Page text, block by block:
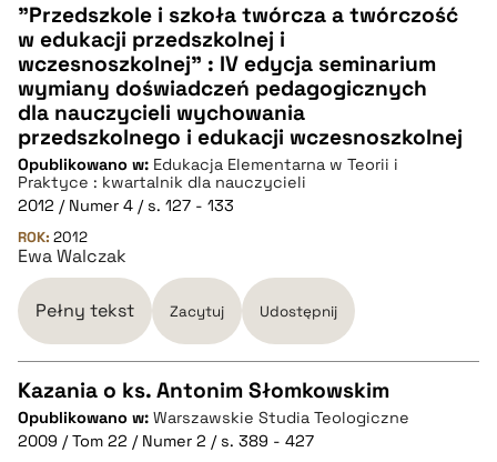
pobierz cytat
CZYSTY TEKST
pobierz cytat
BIBTEX
pobierz cytat
"Przedszkole i szkoła twórcza a twórczość
w edukacji przedszkolnej i
wczesnoszkolnej" : IV edycja seminarium
wymiany doświadczeń pedagogicznych
dla nauczycieli wychowania
przedszkolnego i edukacji wczesnoszkolnej
Opublikowano w: Edukacja Elementarna w Teorii i
Praktyce : kwartalnik dla nauczycieli
2012 / Numer 4 / s. 127 - 133
ROK: 2012
Ewa Walczak
Pełny tekst Zacytuj Udostępnij
CZYSTY TEKST
Kazania o ks. Antonim Słomkowskim
Opublikowano w: Warszawskie Studia Teologiczne
2009 / Tom 22 / Numer 2 / s. 389 - 427